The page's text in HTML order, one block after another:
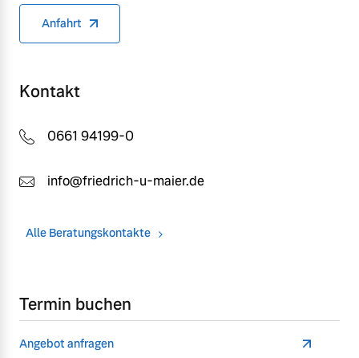
Anfahrt
Kontakt
0661 94199-0
info@friedrich-u-maier.de
Alle Beratungskontakte
Termin buchen
Angebot anfragen